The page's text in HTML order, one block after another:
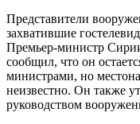
Представители
захватившие
Премьер-министр
сообщил, что он
министрами, но
неизвестно. Он также
руководством